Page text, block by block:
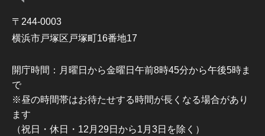
〒244-0003
横浜市戸塚区戸塚町16番地17
開庁時間：月曜日から金曜日午前8時45分から午後5時ま
で
※昼の時間帯はお待たせする時間が長くなる場合があり
ます
（祝日・休日・12月29日から1月3日を除く）